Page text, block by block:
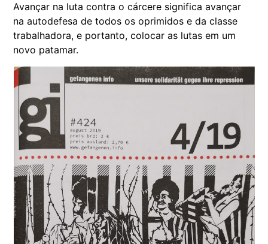
Avançar na luta contra o cárcere significa avançar
na autodefesa de todos os oprimidos e da classe
trabalhadora, e portanto, colocar as lutas em um
novo patamar.